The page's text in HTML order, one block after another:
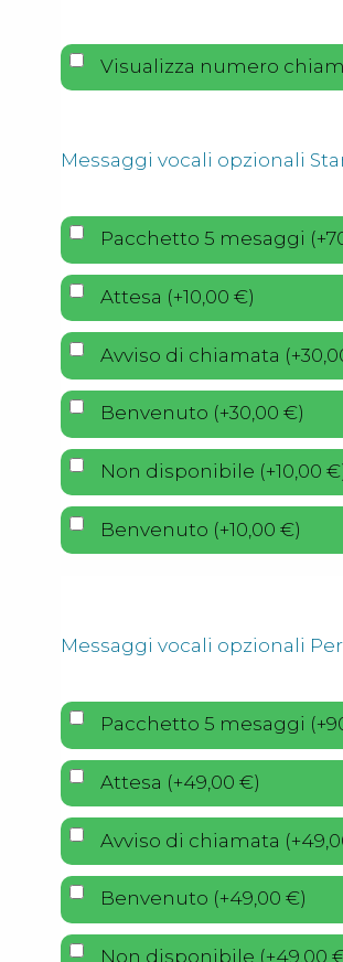
Visualizza numero
Messaggi vocali opzionali
Pacchetto 5 mesaggi (+
Attesa (+10,00€)
Avviso di chiamata (+
Benvenuto (+30,00€)
Non disponibile (+10,00€
Benvenuto (+10,00€)
Messaggi vocali opzionali
Pacchetto 5 mesaggi (+
Attesa (+49,00€)
Avviso di chiamata (+
Benvenuto (+49,00€)
Non disponibile (+49,00